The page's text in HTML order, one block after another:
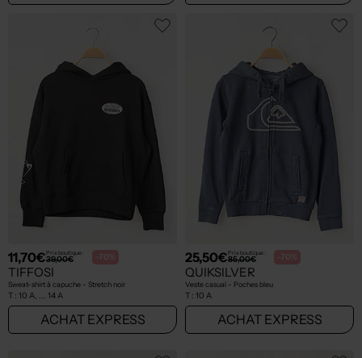
11,70€Prix boutique :
39,00€ -70%
TIFFOSI
Sweat-shirt à capuche - Stretch noir
T : 10 A, ... 14 A
ACHAT EXPRESS
25,50€Prix boutique :
85,00€ -70%
QUIKSILVER
Veste casual - Poches bleu
T : 10 A
ACHAT EXPRESS